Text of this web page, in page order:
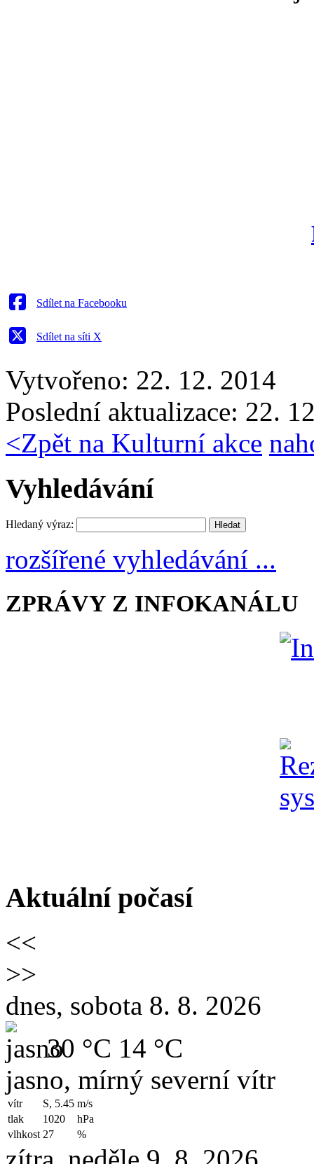
Sdílet na Facebooku
Sdílet na síti X
Vytvořeno: 22. 12. 2014
Poslední aktualizace: 22.
<Zpět na Kulturní akce
Vyhledávání
Hledaný výraz:
rozšířené vyhledávání ...
ZPRÁVY Z INFOKANÁLU
Aktuální počasí
<<
>>
dnes, sobota 8. 8. 2026
30 °C 14 °C
jasno, mírný severní vítr
vítr S, 5.45 m/s
tlak
1020
hPa
vlhkost 27 %